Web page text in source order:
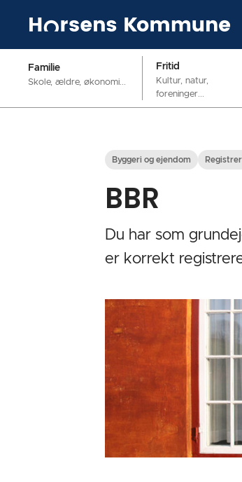
Familie
Skole, ældre, økonomi...
Fritid
Kultur, natur,
foreninger...
Byggeri og ejendom
BBR
Du har som
er korrekt